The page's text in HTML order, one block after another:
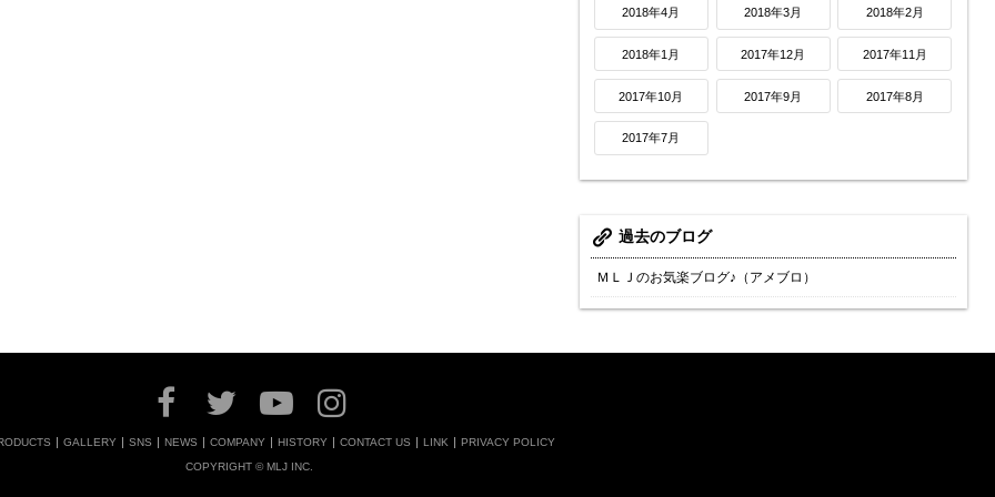
2018年4月 2018年3月 2018年2月
2018年1月 2017年12月 2017年11月
2017年10月 2017年9月 2017年8月
2017年7月
過去のブログ
ＭＬＪのお気楽ブログ♪（アメブロ）
GALLERY SNS NEWS COMPANY HISTORY CONTACT US LINK
PRIVACY POLICY
COPYRIGHT © MLJ INC.